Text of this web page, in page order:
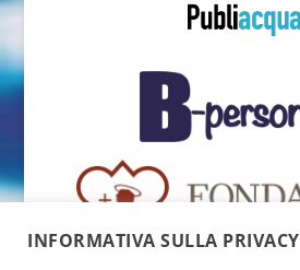
INFORMATIVA SULLA PRIVACY